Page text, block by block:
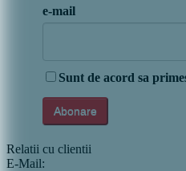
e-mail
Sunt de acord sa
Relatii cu clientii
E-Mail: